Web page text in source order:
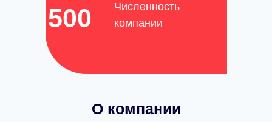
О компании
500
Численность
компании